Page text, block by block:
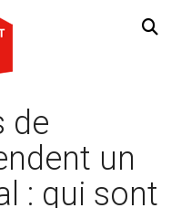
de
un
: qui sont